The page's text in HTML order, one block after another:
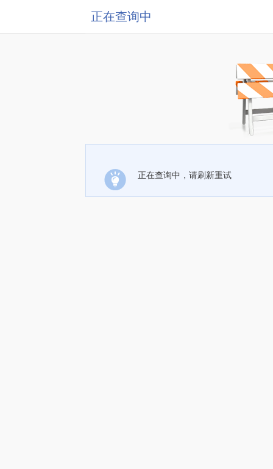
正在查询中
正在查询中，请刷新重试